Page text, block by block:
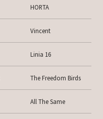
HORTA
Vincent
Linia 16
The Freedom Birds
All The Same